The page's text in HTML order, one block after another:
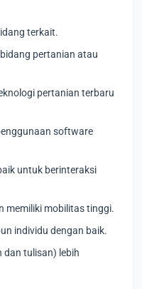
terkait.
pertanian atau
pertanian terbaru
software
untuk berinteraksi
memiliki mobilitas tinggi.
individu dengan baik.
dan tulisan) lebih